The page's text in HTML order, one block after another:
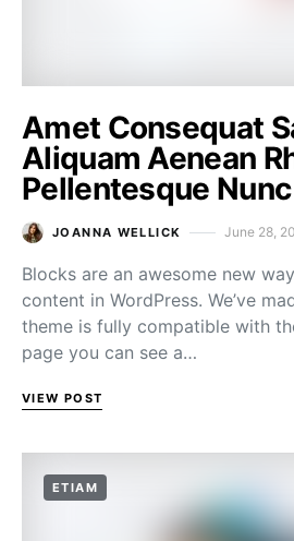
Amet Consequat
Aliquam Aenean
Pellentesque Nunc
JOANNA WELLICK June 28,
Blocks are an awesome new
content in WordPress. We’ve
theme is fully compatible with
page you can see a…
VIEW POST
ETIAM